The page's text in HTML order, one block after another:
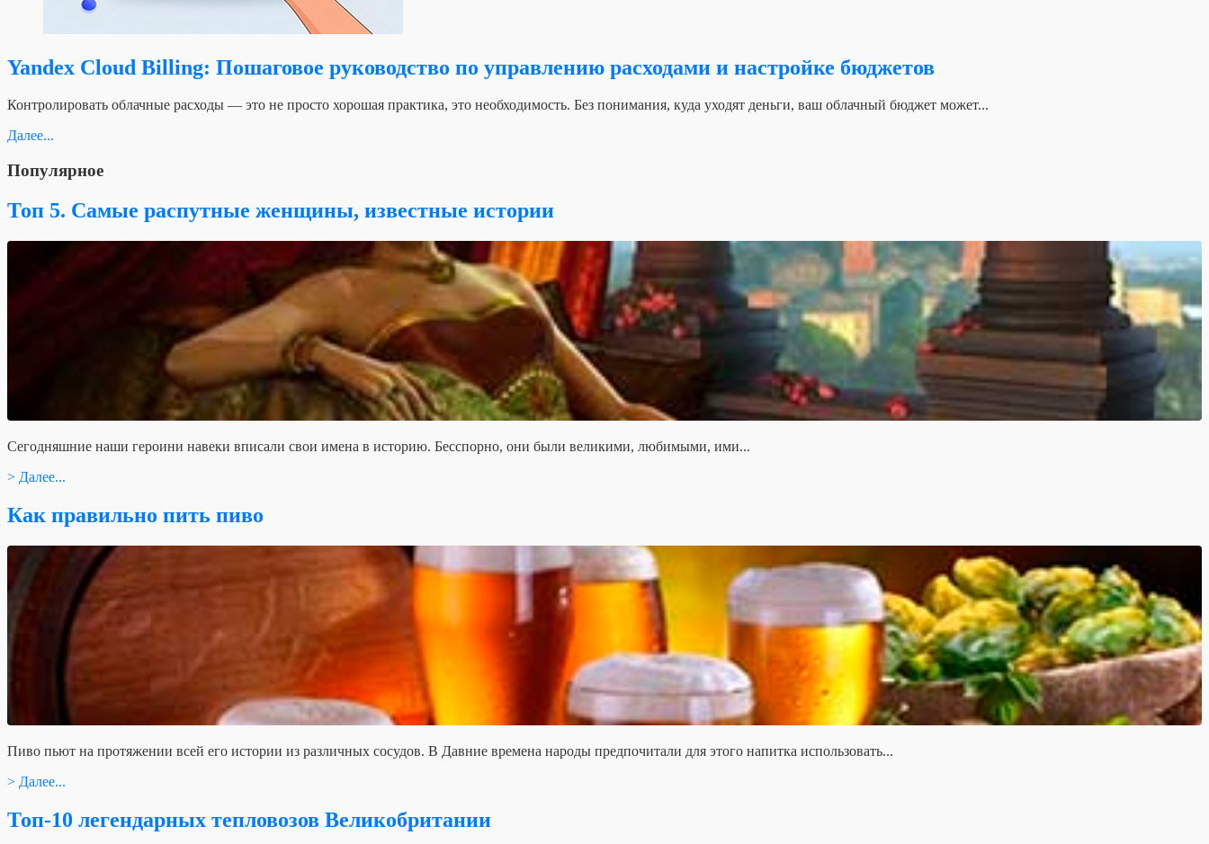
Yandex Cloud Billing: Пошаговое руководство по управлению расходами и настройке бюджетов
Контролировать облачные расходы — это не просто хорошая практика, это необходимость. Без понимания, куда уходят деньги, ваш облачный бюджет может...
Далее...
Популярное
Топ 5. Самые распутные женщины, известные истории
Сегодняшние наши героини навеки вписали свои имена в историю. Бесспорно, они были великими, любимыми, ими...
> Далее...
Как правильно пить пиво
Пиво пьют на протяжении всей его истории из различных сосудов. В Давние времена народы предпочитали для этого напитка использовать...
> Далее...
Топ-10 легендарных тепловозов Великобритании